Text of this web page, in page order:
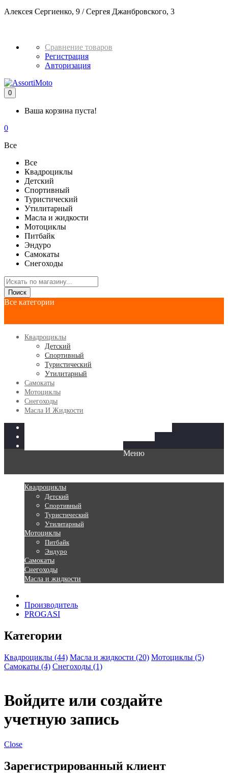
Алексея Сергиенко, 9 / Сергея Джанбровского, 3
Сравнение товаров
Регистрация
Авторизация
0
Ваша корзина пуста!
0
Все
Все
Квадроциклы
Детский
Спортивный
Туристический
Утилитарный
Масла и жидкости
Мотоциклы
Питбайк
Эндуро
Самокаты
Снегоходы
Поиск
Все категории
Квадроциклы
Детский
Спортивный
Туристический
Утилитарный
Самокаты
Мотоциклы
Снегоходы
Масла И Жидкости
Меню
Квадроциклы
Детский
Спортивный
Туристический
Утилитарный
Мотоциклы
Питбайк
Эндуро
Самокаты
Снегоходы
Масла и жидкости
Производитель
PROGASI
Категории
Квадроциклы (44) Масла и жидкости (20) Мотоциклы (5)
Самокаты (4) Снегоходы (1)
Войдите или создайте
учетную запись
Close
Зарегистрированный клиент